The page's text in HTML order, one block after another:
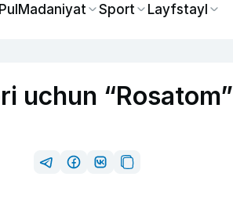
PulMadaniyat Sport Layfstayl
uchun “Rosatom”